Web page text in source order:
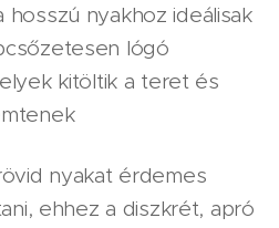
hosszú nyakhoz ideálisak
lógó
kitöltik a teret és
nyakat érdemes
ehhez a diszkrét, apró